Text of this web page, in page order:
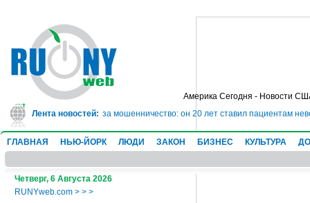
Америка Сегодня - Новости
Лента новостей:
в тюрьму на 10 лет за мошенничество: он 20 лет ставил пациентам
ГЛАВНАЯ НЬЮ-ЙОРК ЛЮДИ ЗАКОН БИЗНЕС КУЛЬТУРА
Четверг, 6 Августа 2026
RUNYweb.com > > >